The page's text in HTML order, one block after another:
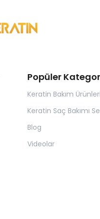
Popüler
Keratin Bakım Ürünleri
Keratin Saç Bakımı
Blog
Videolar